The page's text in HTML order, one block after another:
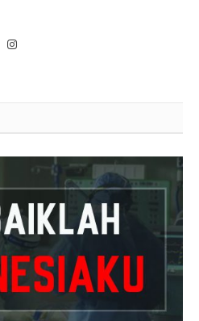
Instagram